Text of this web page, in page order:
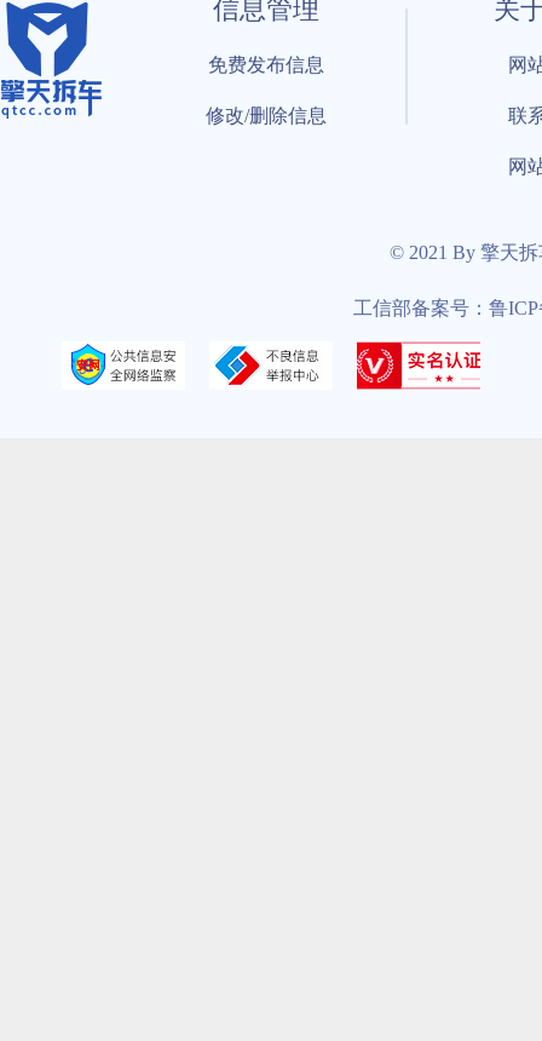
信息管理
免费发布信息
修改/删除信息
关
网
联
网
© 2021 By 擎天
工信部备案号：鲁